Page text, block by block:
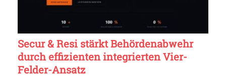
Secur & Resi stärkt Behördenabwehr
durch effizienten integrierten Vier-
Felder-Ansatz